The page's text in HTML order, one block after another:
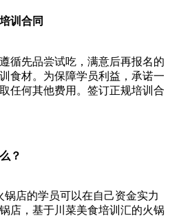
训合同
循先品尝试吃，满意后再报名的
食材。为保障学员利益，承诺一
任何其他费用。签订正规培训合
？
锅店的学员可以在自己资金实力
店，基于川菜美食培训汇的火锅